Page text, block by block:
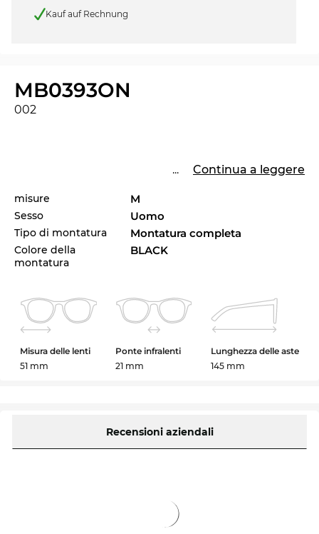
Kauf auf Rechnung
MB0393ON
002
... Continua a leggere
misure M
Sesso Uomo
Tipo di montatura Montatura completa
Colore della
montatura
BLACK
Misura delle lenti
51 mm
Ponte infralenti
21 mm
Lunghezza delle aste
145 mm
Recensioni aziendali